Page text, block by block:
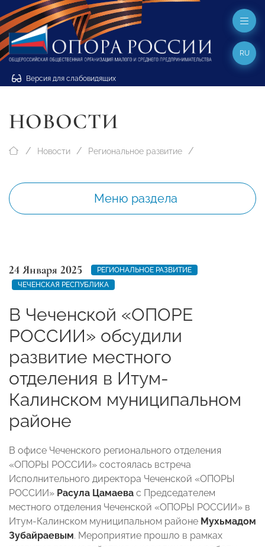
Версия для слабовидящих
RU
НОВОСТИ
Новости Региональное развитие
Меню раздела
24 Января 2025
РЕГИОНАЛЬНОЕ РАЗВИТИЕ
ЧЕЧЕНСКАЯ РЕСПУБЛИКА
В Чеченской «ОПОРЕ
РОССИИ» обсудили
развитие местного
отделения в Итум-
Калинском муниципальном
районе
В офисе Чеченского регионального отделения
«ОПОРЫ РОССИИ» состоялась встреча
Исполнительного директора Чеченской «ОПОРЫ
РОССИИ» Расула Цамаева с Председателем
местного отделения Чеченской «ОПОРЫ РОССИИ» в
Итум-Калинском муниципальном районе Мухьмадом
Зубайраевым. Мероприятие прошло в рамках